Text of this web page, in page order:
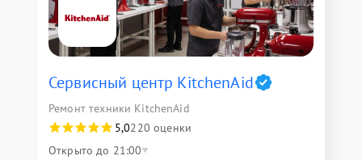
Сервисный центр KitchenAid
Ремонт техники KitchenAid
5,0220 оценки
Открыто до 21:00